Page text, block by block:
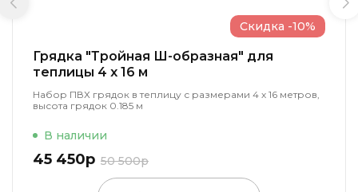
Грядка "Тройная Ш-образная" для
теплицы 4 x 16 м
Набор ПВХ грядок в теплицу с размерами 4 х 16 метров,
высота грядок 0.185 м
В наличии
45 450р 50 500р
Скидка -10%